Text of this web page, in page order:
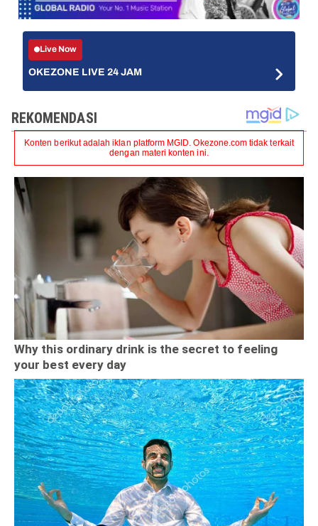
Live Now
OKEZONE LIVE 24 JAM